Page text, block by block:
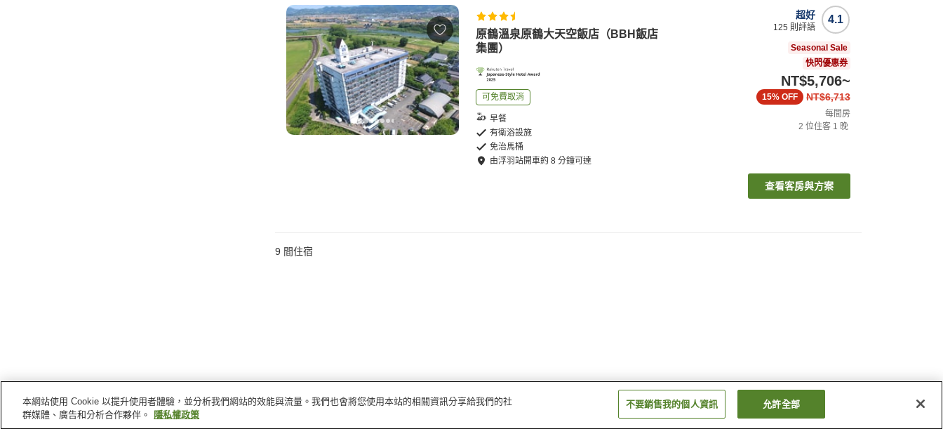
原鶴溫泉原鶴大天空飯店（BBH飯店
集團）
可免費取消
早餐
有衛浴設施
免治馬桶
由浮羽站開車約8 分鐘可達
4.1
超好
125 則評語
Seasonal Sale
快閃優惠券
NT$5,706~
NT$6,713
15% OFF
每間房
2 位住客 1 晚
查看客房與方案
9 間住宿
本網站使用 Cookie 以提升使用者體驗，並分析我們網站的效能與流量。我們也會將您使用本站的相關資訊分享給我們的社
群媒體、廣告和分析合作夥伴。
隱私權政策
不要銷售我的個人資訊 允許全部